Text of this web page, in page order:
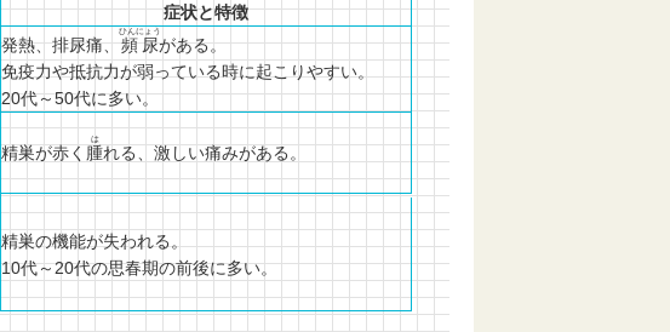
症状と特徴
発熱、排尿痛、頻尿
ひんにょう
がある。
免疫力や抵抗力が弱っている時に起こりやすい。
20代～50代に多い。
精巣が赤く 腫
は
れる、激しい痛みがある。
精巣の機能が失われる。
10代～20代の思春期の前後に多い。